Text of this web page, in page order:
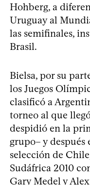
Hohberg, a
Uruguay al
las semifinales,
Brasil.
Bielsa, por su
los Juegos
clasificó a
torneo al que
despidió en la
grupo– y
selección de
Sudáfrica 2010
Gary Medel y